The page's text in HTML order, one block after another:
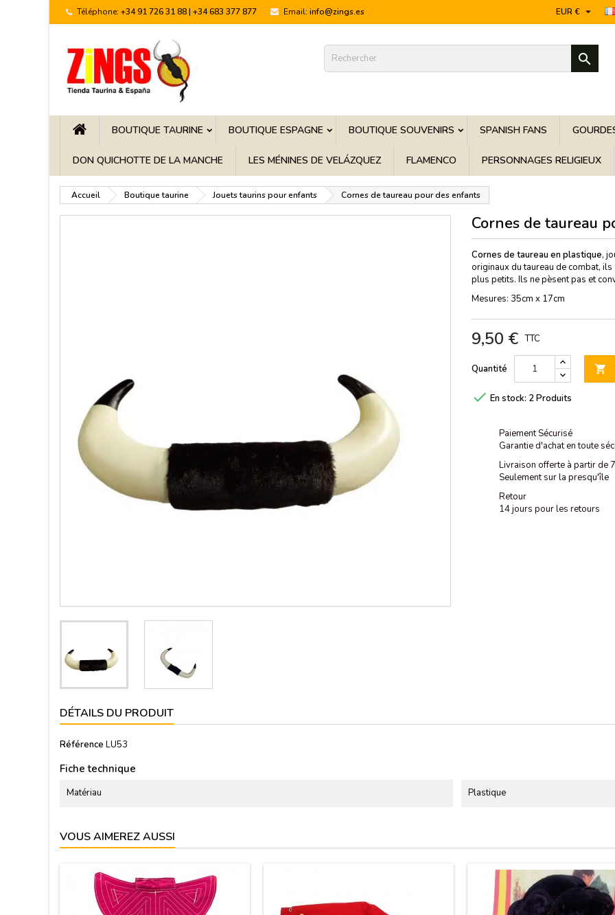
Téléphone: +34 91 726 31 88 | +34 683 377 877 Email: info@zings.es EUR € 

BOUTIQUE TAURINE BOUTIQUE ESPAGNE BOUTIQUE SOUVENIRS SPANISH FANS
DON QUICHOTTE DE LA MANCHE LES MÉNINES DE VELÁZQUEZ FLAMENCO PERSONNAGES RELIGIEUX
Accueil Boutique taurine Jouets taurins pour enfants Cornes de taureau pour des enfants
Cornes de taureau
Cornes de taureau en plastique,
originaux du taureau de combat,
plus petits. Ils ne pèsent pas et
Mesures: 35cm x 17cm
9,50 € TTC
Quantité 
 En stock: 2 Produits
Paiement Sécurisé
Garantie d'achat en toute
Livraison offerte à partir de
Seulement sur la presqu'île
Retour
14 jours pour les retours
DÉTAILS DU PRODUIT
Référence LU53
Fiche technique
Matériau Plastique
VOUS AIMEREZ AUSSI